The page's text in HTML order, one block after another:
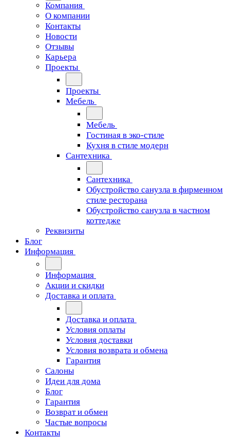
Компания
О компании
Контакты
Новости
Отзывы
Карьера
Проекты
Проекты
Мебель
Мебель
Гостиная в эко-стиле
Кухня в стиле модерн
Сантехника
Сантехника
Обустройство санузла в фирменном
стиле ресторана
Обустройство санузла в частном
коттедже
Реквизиты
Блог
Информация
Информация
Акции и скидки
Доставка и оплата
Доставка и оплата
Условия оплаты
Условия доставки
Условия возврата и обмена
Гарантия
Салоны
Идеи для дома
Блог
Гарантия
Возврат и обмен
Частые вопросы
Контакты